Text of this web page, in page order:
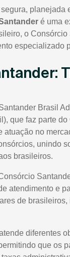
planejada
é uma
o
especializado
Brasil
que faz parte
no
unindo
brasileiros.
atendimento e
de
diferentes
que os